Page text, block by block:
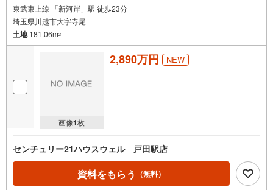
東武東上線 「新河岸」駅 徒歩23分
埼玉県川越市大字寺尾
土地181.06m2
画像1枚
2,890万円 NEW
センチュリー21ハウスウェル 戸田駅店
資料をもらう （無料）